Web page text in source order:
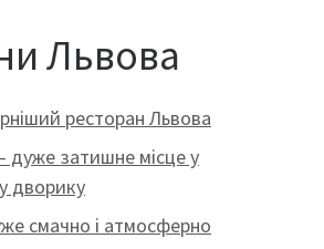
Львова
ресторан Львова
дуже затишне місце у
дворику
смачно і атмосферно